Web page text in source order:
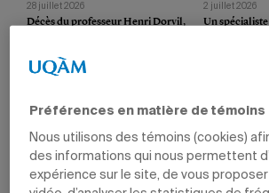
28 juillet 2026
Décès du professeur Henri Dorvil,
il a consacré sa vie à l’avancement des
personnes marginalisées.
2 juillet 2026
Un
Préférences en matière de témoins
Nous utilisons des témoins (cookies)
des informations qui nous permettent
expérience sur le site, de vous